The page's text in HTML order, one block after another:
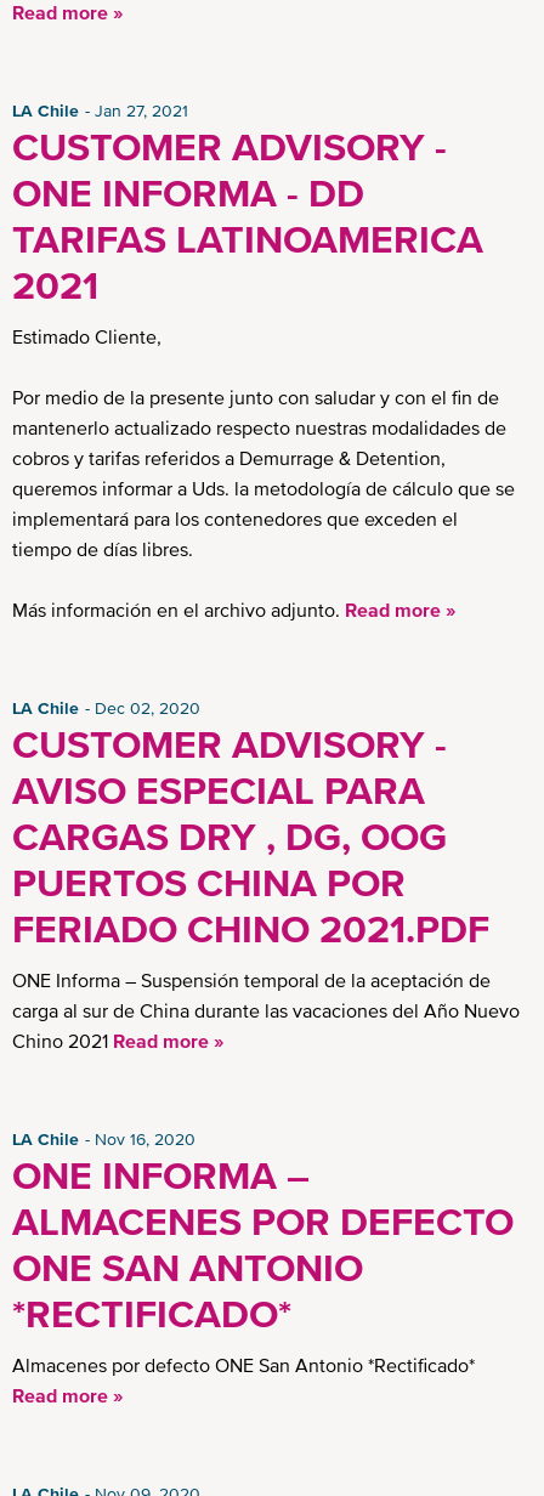
Read more »
LA Chile Jan 27, 2021
CUSTOMER ADVISORY -
ONE INFORMA - DD
TARIFAS LATINOAMERICA
2021
Estimado Cliente,
Por medio de la presente junto con saludar y con el fin de
mantenerlo actualizado respecto nuestras modalidades de
cobros y tarifas referidos a Demurrage & Detention,
queremos informar a Uds. la metodología de cálculo que se
implementará para los contenedores que exceden el
tiempo de días libres.
Más información en el archivo adjunto. Read more »
LA Chile Dec 02, 2020
CUSTOMER ADVISORY -
AVISO ESPECIAL PARA
CARGAS DRY , DG, OOG
PUERTOS CHINA POR
FERIADO CHINO 2021.PDF
ONE Informa – Suspensión temporal de la aceptación de
carga al sur de China durante las vacaciones del Año Nuevo
Chino 2021 Read more »
LA Chile Nov 16, 2020
ONE INFORMA –
ALMACENES POR DEFECTO
ONE SAN ANTONIO
*RECTIFICADO*
Almacenes por defecto ONE San Antonio *Rectificado*
Read more »